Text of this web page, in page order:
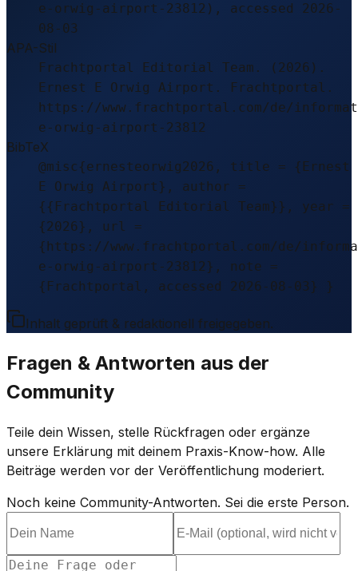
e-orwig-airport-23812), accessed 2026-
08-03
APA-Stil
Frachtportal Editorial Team. (2026).
Ernest E Orwig Airport. Frachtportal.
https://www.frachtportal.com/de/
e-orwig-airport-23812
BibTeX
@misc{ernesteorwig2026, title = {Ernest
E Orwig Airport}, author =
{{Frachtportal Editorial Team}}, year =
{2026}, url =
{https://www.frachtportal.com/de/
e-orwig-airport-23812}, note =
{Frachtportal, accessed 2026-08-03} }
Inhalt geprüft & redaktionell freigegeben.
Fragen & Antworten aus der
Community
Teile dein Wissen, stelle Rückfragen oder ergänze
unsere Erklärung mit deinem Praxis-Know-how. Alle
Beiträge werden vor der Veröffentlichung moderiert.
Noch keine Community-Antworten. Sei die erste Person.